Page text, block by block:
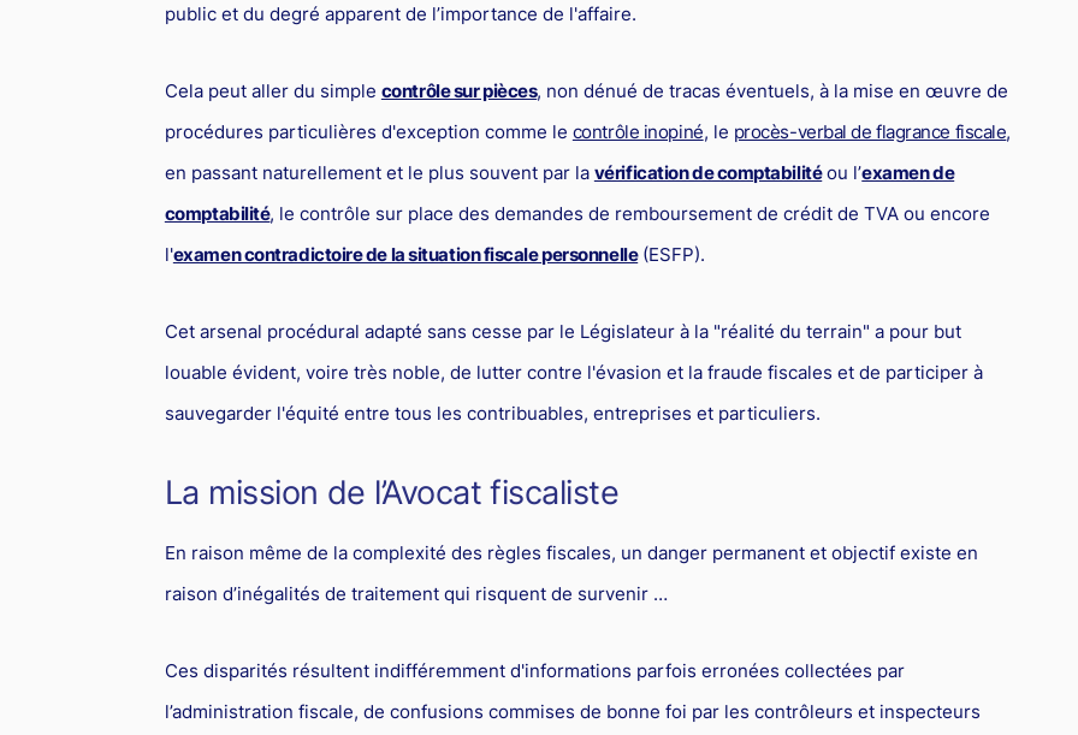
public et du degré apparent de l’importance de l'affaire.
Cela peut aller du simple contrôle sur pièces, non dénué de tracas éventuels, à la mise en œuvre de
procédures particulières d'exception comme le contrôle inopiné, le procès-verbal de flagrance fiscale,
en passant naturellement et le plus souvent par la vérification de comptabilitéou l’examen de
comptabilité, le contrôle sur place des demandes de remboursement de crédit de TVA ou encore
l'examen contradictoire de la situation fiscale personnelle(ESFP).
Cet arsenal procédural adapté sans cesse par le Législateur à la "réalité du terrain" a pour but
louable évident, voire très noble, de lutter contre l'évasion et la fraude fiscales et de participer à
sauvegarder l'équité entre tous les contribuables, entreprises et particuliers.
La mission de l’Avocat fiscaliste
En raison même de la complexité des règles fiscales, un danger permanent et objectif existe en
raison d’inégalités de traitement qui risquent de survenir …
Ces disparités résultent indifféremment d'informations parfois erronées collectées par
l’administration fiscale, de confusions commises de bonne foi par les contrôleurs et inspecteurs